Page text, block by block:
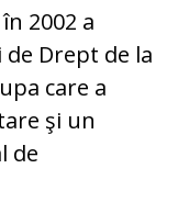
2002 a
Drept de la
care a
şi un
de